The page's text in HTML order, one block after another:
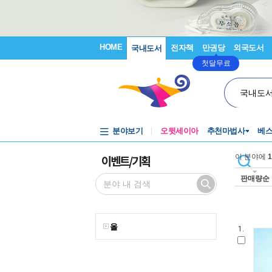
HOME 국내도서 전자책 만권당
첫달무료
외국도서
국내도
분야보기 오뒷세이아 추천마법사 베
이벤트/기획
올
이 분야에
판매량순
1.